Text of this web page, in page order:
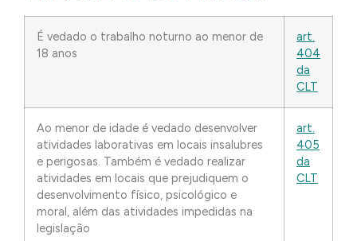
É vedado o trabalho noturno ao menor de
18 anos
art.
404
da
CLT
Ao menor de idade é vedado desenvolver
atividades laborativas em locais insalubres
e perigosas. Também é vedado realizar
atividades em locais que prejudiquem o
desenvolvimento físico, psicológico e
moral, além das atividades impedidas na
legislação
art.
405
da
CLT